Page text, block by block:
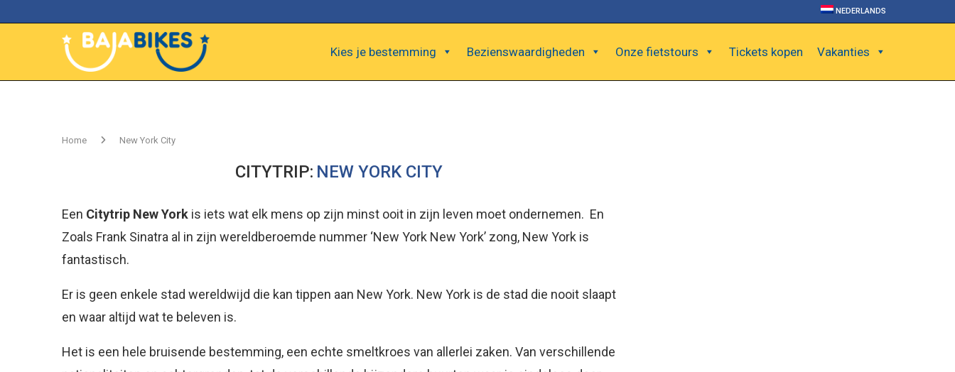
NEDERLANDS
Kies je bestemming Bezienswaardigheden Onze fietstours Tickets kopen Vakanties
Home New York City
CITYTRIP: NEW YORK CITY
Een Citytrip New York is iets wat elk mens op zijn minst ooit in zijn leven moet ondernemen. En
Zoals Frank Sinatra al in zijn wereldberoemde nummer ‘New York New York’ zong, New York is
fantastisch.
Er is geen enkele stad wereldwijd die kan tippen aan New York. New York is de stad die nooit slaapt
en waar altijd wat te beleven is.
Het is een hele bruisende bestemming, een echte smeltkroes van allerlei zaken. Van verschillende